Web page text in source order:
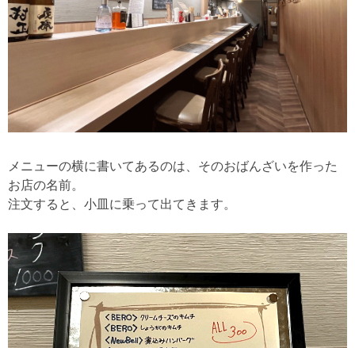
メニューの横に書いてあるのは、そのおばんざいを作った
お店の名前。
注文すると、小皿に乗って出てきます。